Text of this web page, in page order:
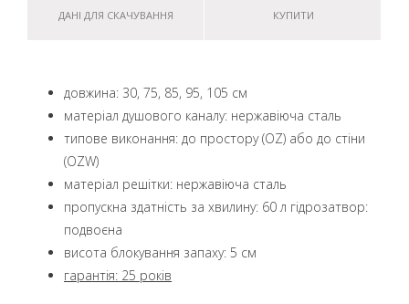
ДАНІ ДЛЯ СКАЧУВАННЯ КУПИТИ
довжина: 30, 75, 85, 95, 105 см
матеріал душового каналу: нержавіюча сталь
типове виконання: до простору (OZ) або до стіни
(OZW)
матеріал решітки: нержавіюча сталь
пропускна здатність за хвилину: 60 л гідрозатвор:
подвоєна
висота блокування запаху: 5 см
гарантія: 25 років